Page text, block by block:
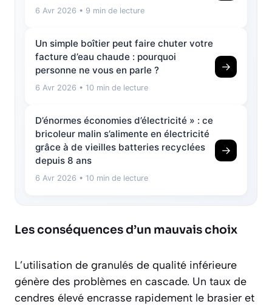
6 Avr 2026 • 9 min de lecture
Un simple boîtier peut faire chuter votre
facture d’eau chaude : pourquoi
personne ne vous en parle ?
6 Avr 2026 • 10 min de lecture
→
D’énormes économies d’électricité » : ce
bricoleur malin s’alimente en électricité
grâce à de vieilles batteries recyclées
depuis 8 ans
6 Avr 2026 • 10 min de lecture
→
Les conséquences d’un mauvais choix
L’utilisation de granulés de qualité inférieure
génère des problèmes en cascade. Un taux de
cendres élevé encrasse rapidement le brasier et